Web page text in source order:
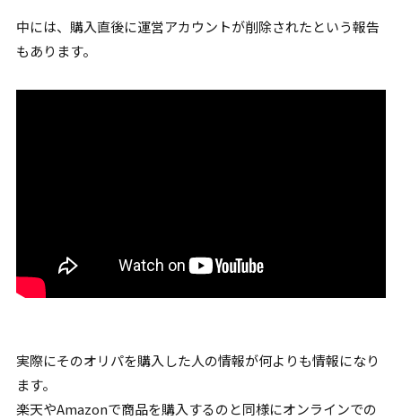
中には、購入直後に運営アカウントが削除されたという報告
もあります。
実際にそのオリパを購入した人の情報が何よりも情報になり
ます。
楽天やAmazonで商品を購入するのと同様にオンラインでの